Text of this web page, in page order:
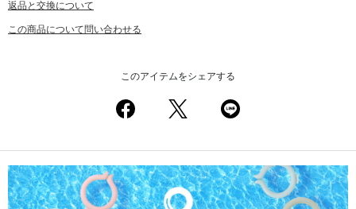
返品と交換について
この商品について問い合わせる
このアイテムをシェアする